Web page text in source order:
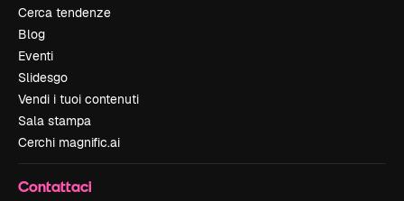
Cerca tendenze
Blog
Eventi
Slidesgo
Vendi i tuoi contenuti
Sala stampa
Cerchi magnific.ai
Contattaci